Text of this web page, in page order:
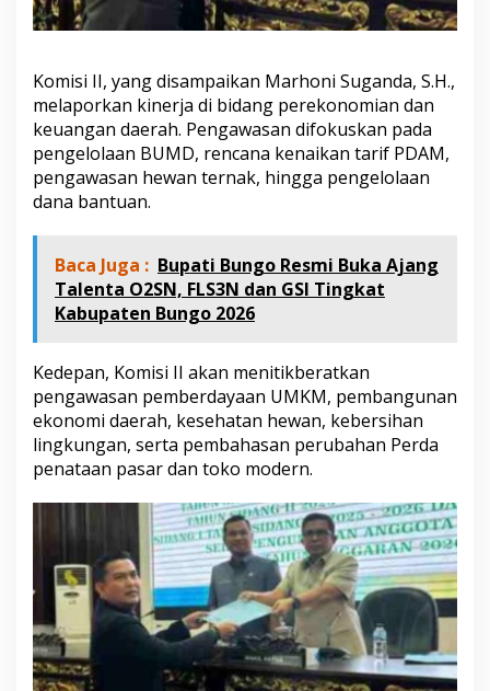
Komisi II, yang disampaikan Marhoni Suganda, S.H.,
melaporkan kinerja di bidang perekonomian dan
keuangan daerah. Pengawasan difokuskan pada
pengelolaan BUMD, rencana kenaikan tarif PDAM,
pengawasan hewan ternak, hingga pengelolaan
dana bantuan.
Baca Juga : Bupati Bungo Resmi Buka Ajang
Talenta O2SN, FLS3N dan GSI Tingkat
Kabupaten Bungo 2026
Kedepan, Komisi II akan menitikberatkan
pengawasan pemberdayaan UMKM, pembangunan
ekonomi daerah, kesehatan hewan, kebersihan
lingkungan, serta pembahasan perubahan Perda
penataan pasar dan toko modern.